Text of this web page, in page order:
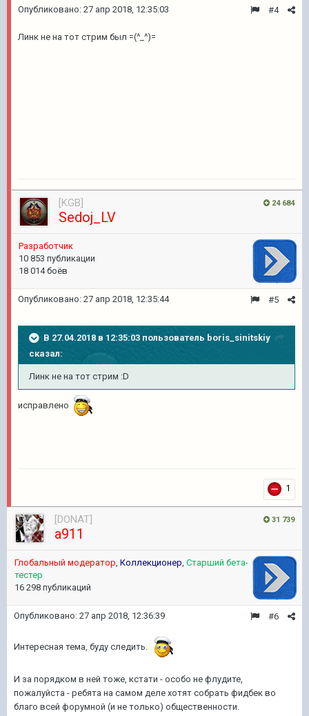
#4
Опубликовано: 27 апр 2018, 12:35:03
Линк не на тот стрим был =(^_^)=
24 684
[KGB]
Sedoj_LV
Pазработчик
10 853 публикации
18 014 боёв
#5
Опубликовано: 27 апр 2018, 12:35:44
В 27.04.2018 в 12:35:03 пользователь boris_sinitskiy
сказал:
Линк не на тот стрим :D
исправлено
1
31 739
[DONAT]
a911
Глобальный модератор, Коллекционер, Старший бета-
тестер
16 298 публикаций
#6
Опубликовано: 27 апр 2018, 12:36:39
Интересная тема, буду следить.
И за порядком в ней тоже, кстати - особо не флудите,
пожалуйста - ребята на самом деле хотят собрать фидбек во
благо всей форумной (и не только) общественности.